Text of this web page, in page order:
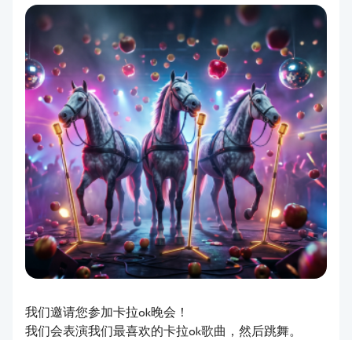
我们邀请您参加卡拉ok晚会！
我们会表演我们最喜欢的卡拉ok歌曲，然后跳舞。